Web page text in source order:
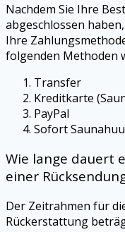
Nachdem Sie Ihre
abgeschlossen
Ihre
folgenden Methoden
Transfer
Kreditkarte
PayPal
Sofort
Wie lange dauert
einer
Der Zeitrahmen für
Rückerstattung